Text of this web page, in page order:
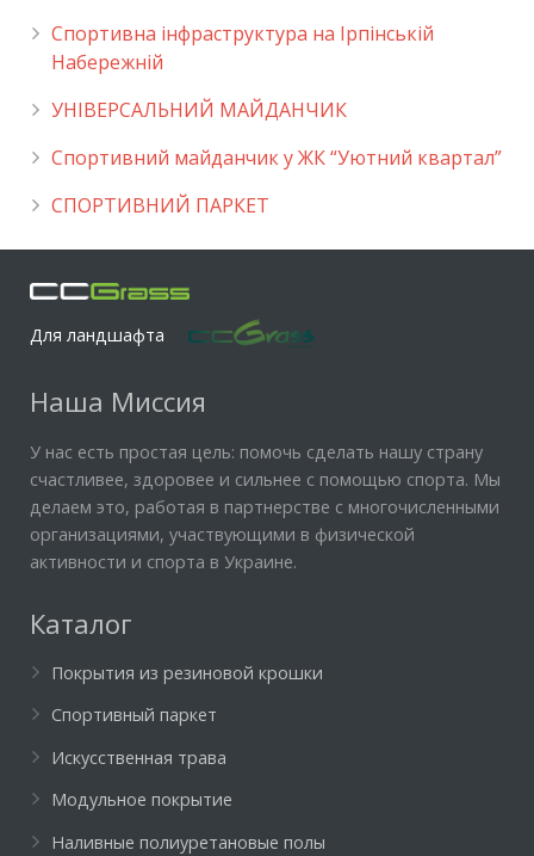
Спортивна інфраструктура на Ірпінській
Набережній
УНІВЕРСАЛЬНИЙ МАЙДАНЧИК
Cпортивний майданчик у ЖК “Уютний квартал”
СПОРТИВНИЙ ПАРКЕТ
Для ландшафта
Наша Миссия
У нас есть простая цель: помочь сделать нашу страну
счастливее, здоровее и сильнее с помощью спорта. Мы
делаем это, работая в партнерстве с многочисленными
организациями, участвующими в физической
активности и спорта в Украине.
Каталог
Покрытия из резиновой крошки
Спортивный паркет
Искусственная трава
Модульное покрытие
Наливные полиуретановые полы